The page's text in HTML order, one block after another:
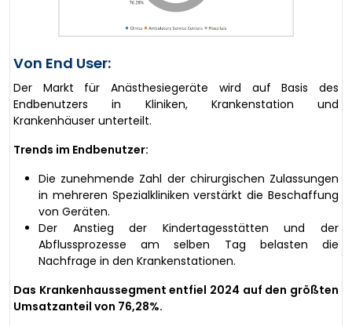
Von End User:
Der Markt für Anästhesiegeräte wird auf Basis des
Endbenutzers in Kliniken, Krankenstation und
Krankenhäuser unterteilt.
Trends im Endbenutzer:
Die zunehmende Zahl der chirurgischen Zulassungen
in mehreren Spezialkliniken verstärkt die Beschaffung
von Geräten.
Der Anstieg der Kindertagesstätten und der
Abflussprozesse am selben Tag belasten die
Nachfrage in den Krankenstationen.
Das Krankenhaussegment entfiel 2024 auf den größten
Umsatzanteil von 76,28%.